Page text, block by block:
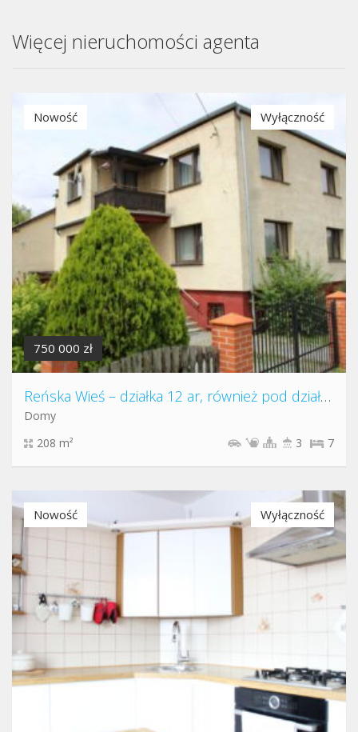
Więcej nieruchomości agenta
750 000 zł
Nowość Wyłączność
Reńska Wieś – działka 12 ar, również pod działalność
Domy
208 m²
7
3
Nowość Wyłączność